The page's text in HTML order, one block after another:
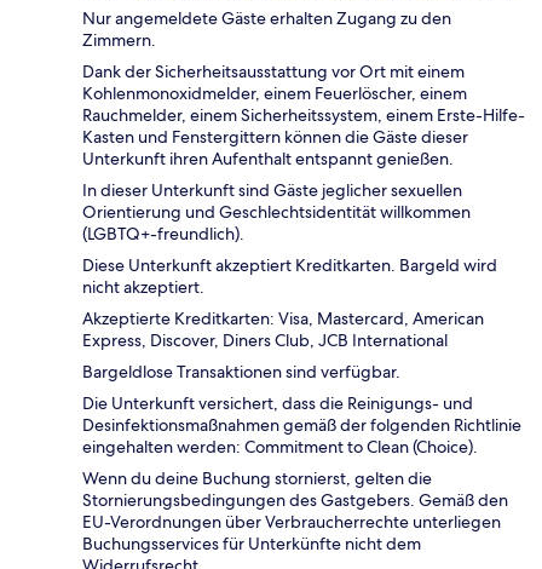
Nur angemeldete Gäste erhalten Zugang zu den
Zimmern.
Dank der Sicherheitsausstattung vor Ort mit einem
Kohlenmonoxidmelder, einem Feuerlöscher, einem
Rauchmelder, einem Sicherheitssystem, einem Erste-Hilfe-
Kasten und Fenstergittern können die Gäste dieser
Unterkunft ihren Aufenthalt entspannt genießen.
In dieser Unterkunft sind Gäste jeglicher sexuellen
Orientierung und Geschlechtsidentität willkommen
(LGBTQ+-freundlich).
Diese Unterkunft akzeptiert Kreditkarten. Bargeld wird
nicht akzeptiert.
Akzeptierte Kreditkarten: Visa, Mastercard, American
Express, Discover, Diners Club, JCB International
Bargeldlose Transaktionen sind verfügbar.
Die Unterkunft versichert, dass die Reinigungs- und
Desinfektionsmaßnahmen gemäß der folgenden Richtlinie
eingehalten werden: Commitment to Clean (Choice).
Wenn du deine Buchung stornierst, gelten die
Stornierungsbedingungen des Gastgebers. Gemäß den
EU-Verordnungen über Verbraucherrechte unterliegen
Buchungsservices für Unterkünfte nicht dem